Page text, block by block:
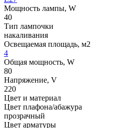
Мощность лампы, W
40
Тип лампочки
накаливания
Освещаемая площадь, м2
4
Общая мощность, W
80
Напряжение, V
220
Цвет и материал
Цвет плафона/абажура
прозрачный
Цвет арматуры